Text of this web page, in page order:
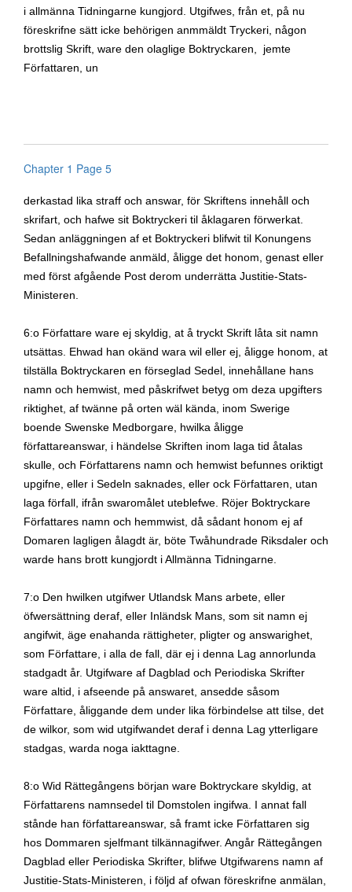
i allmänna Tidningarne kungjord. Utgifwes, från et, på nu
föreskrifne sätt icke behörigen anmmäldt Tryckeri, någon
brottslig Skrift, ware den olaglige Boktryckaren,
jemte
Författaren, un
Chapter 1 Page 5
derkastad lika straff och answar, för Skriftens innehåll och
skrifart, och hafwe sit Boktryckeri til åklagaren förwerkat.
Sedan anläggningen af et Boktryckeri blifwit til Konungens
Befallningshafwande anmäld, åligge det honom, genast eller
med först afgående Post derom underrätta Justitie-Stats-
Ministeren.
6:o Författare ware ej skyldig, at å tryckt Skrift låta sit namn
utsättas. Ehwad han okänd wara wil eller ej, åligge honom, at
tilställa Boktryckaren en förseglad Sedel, innehållane hans
namn och hemwist, med påskrifwet betyg om deza upgifters
riktighet, af twänne på orten wäl kända, inom Swerige
boende Swenske Medborgare, hwilka åligge
författareanswar, i händelse Skriften inom laga tid åtalas
skulle, och Författarens namn och hemwist befunnes oriktigt
upgifne, eller i Sedeln saknades, eller ock Författaren, utan
laga förfall, ifrån swaromålet uteblefwe. Röjer Boktryckare
Författares namn och hemmwist, då sådant honom ej af
Domaren lagligen ålagdt är, böte Twåhundrade Riksdaler och
warde hans brott kungjordt i Allmänna Tidningarne.
7:o Den hwilken utgifwer Utlandsk Mans arbete, eller
öfwersättning deraf, eller Inländsk Mans, som sit namn ej
angifwit, äge enahanda rättigheter, pligter og answarighet,
som Författare, i alla de fall, där ej i denna Lag annorlunda
stadgadt år. Utgifware af Dagblad och Periodiska Skrifter
ware altid, i afseende på answaret, ansedde såsom
Författare, åliggande dem under lika förbindelse att tilse, det
de wilkor, som wid utgifwandet deraf i denna Lag ytterligare
stadgas, warda noga iakttagne.
8:o Wid Rättegångens början ware Boktryckare skyldig, at
Författarens namnsedel til Domstolen ingifwa. I annat fall
stånde han författareanswar, så framt icke Författaren sig
hos Dommaren sjelfmant tilkännagifwer. Angår Rättegången
Dagblad eller Periodiska Skrifter, blifwe Utgifwarens namn af
Justitie-Stats-Ministeren, i följd af ofwan föreskrifne anmälan,